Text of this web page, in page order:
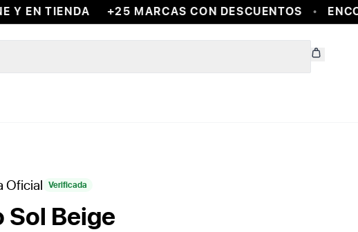
EN TIENDA +25 MARCAS CON DESCUENTOS
Oficial Verificada
Sol Beige